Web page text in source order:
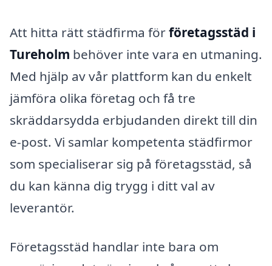
Att hitta rätt städfirma förföretagsstäd i
Tureholm behöver inte vara en utmaning.
Med hjälp av vår plattform kan du enkelt
jämföra olika företag och få tre
skräddarsydda erbjudanden direkt till din
e-post. Vi samlar kompetenta städfirmor
som specialiserar sig på företagsstäd, så
du kan känna dig trygg i ditt val av
leverantör.
Företagsstäd handlar inte bara om